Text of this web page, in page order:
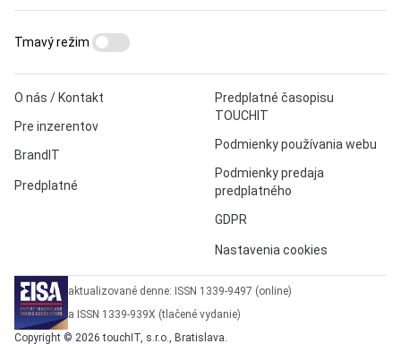
O nás / Kontakt
Pre inzerentov
BrandIT
Predplatné
Predplatné časopisu
TOUCHIT
Podmienky používania webu
Podmienky predaja
predplatného
GDPR
Nastavenia cookies
Tmavý režim
aktualizované denne: ISSN 1339-9497 (online)
a ISSN 1339-939X (tlačené vydanie)
Copyright © 2026 touchIT, s.r.o., Bratislava.